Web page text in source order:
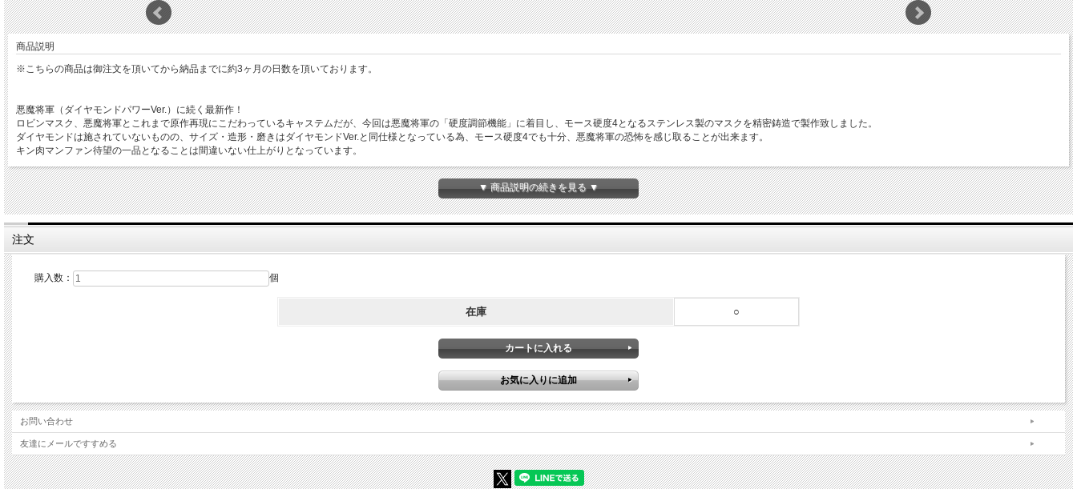
商品説明
※こちらの商品は御注文を頂いてから納品までに約3ヶ月の日数を頂いております。
悪魔将軍（ダイヤモンドパワーVer.）に続く最新作！
ロビンマスク、悪魔将軍とこれまで原作再現にこだわっているキャステムだが、今回は悪魔将軍の「硬度調節機能」に着目し、モース硬度4となるステンレス製のマスクを精密鋳造で製作致しました。
ダイヤモンドは施されていないものの、サイズ・造形・磨きはダイヤモンドVer.と同仕様となっている為、モース硬度4でも十分、悪魔将軍の恐怖を感じ取ることが出来ます。
キン肉マンファン待望の一品となることは間違いない仕上がりとなっています。
尚、購入特典として先着29名様に限り、パッケージに作者ゆでたまごのサインが金箔押しで入ります。
【企画・造形・金属化】（株式会社キャステム 広島県福山市）
▼ 商品説明の続きを見る ▼
注文
購入数： 個
在庫 ○
お問い合わせ
友達にメールですすめる